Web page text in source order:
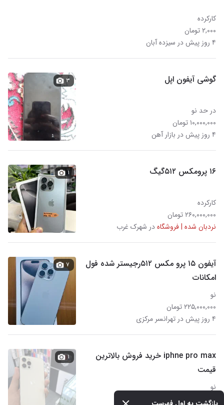
کارکرده
۲,۰۰۰ تومان
۴ روز پیش در سیزده آبان
گوشی آیفون اپل
در حد نو
۱۰,۰۰۰,۰۰۰ تومان
۴ روز پیش در بازار آهن
۳
۱۶ پرومکس ۵۱۲گیگ
کارکرده
۲۶۰,۰۰۰,۰۰۰ تومان
نردبان شده | فروشگاهدر شهرک غرب
۱
آیفون ۱۵ پرو مکس ۵۱۲رجیستر شده فول
امکانات
نو
۲۲۵,۰۰۰,۰۰۰ تومان
۴ روز پیش در تهرانسر مرکزی
۷
iphne pro max خرید فروش بالاترین
قیمت
نو
۱۰,۰۰۰ تومان
۱